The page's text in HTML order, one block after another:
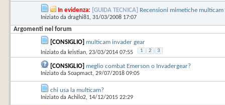
In evidenza: [GUIDA TECNICA] Recensioni mimetiche multicam
Iniziato da draghi81‎, 31/03/2008 17:07
Argomenti nel forum
[CONSIGLIO] multicam invader gear
Iniziato da kristian‎, 23/03/2014 07:55 1 2 3
[CONSIGLIO] meglio combat Emerson o Invadergear?
Iniziato da Soapmact‎, 29/07/2018 09:05
chi usa la multicam?
Iniziato da Achilo2‎, 14/12/2015 22:29